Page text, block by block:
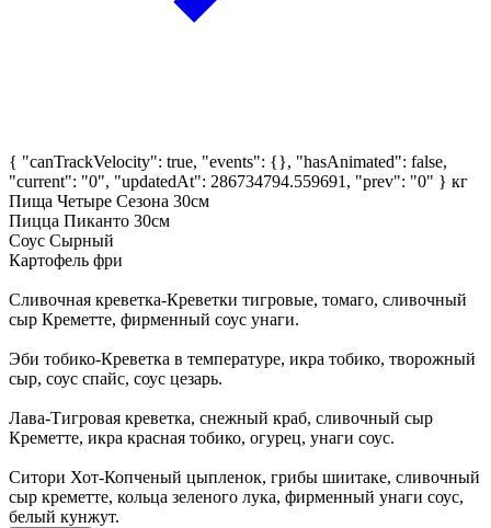
{ "canTrackVelocity": true, "events": {}, "hasAnimated": false,
"current": "0", "updatedAt": 286734794.559691, "prev": "0" } кг
Пища Четыре Сезона 30см
Пицца Пиканто 30см
Соус Сырный
Картофель фри
Сливочная креветка-Креветки тигровые, томаго, сливочный
сыр Креметте, фирменный соус унаги.
Эби тобико-Креветка в температуре, икра тобико, творожный
сыр, соус спайс, соус цезарь.
Лава-Тигровая креветка, снежный краб, сливочный сыр
Креметте, икра красная тобико, огурец, унаги соус.
Ситори Хот-Копченый цыпленок, грибы шиитаке, сливочный
сыр креметте, кольца зеленого лука, фирменный унаги соус,
белый кунжут.